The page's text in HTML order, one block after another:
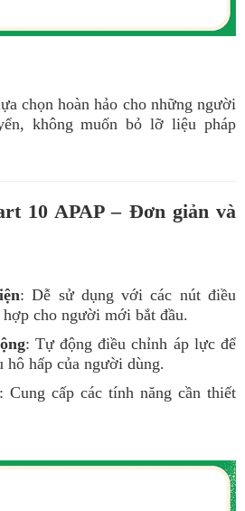
chọn hoàn hảo cho những người
không muốn bỏ lỡ liệu pháp
10 APAP – Đơn giản và
: Dễ sử dụng với các nút điều
cho người mới bắt đầu.
: Tự động điều chỉnh áp lực để
hô hấp của người dùng.
: Cung cấp các tính năng cần thiết